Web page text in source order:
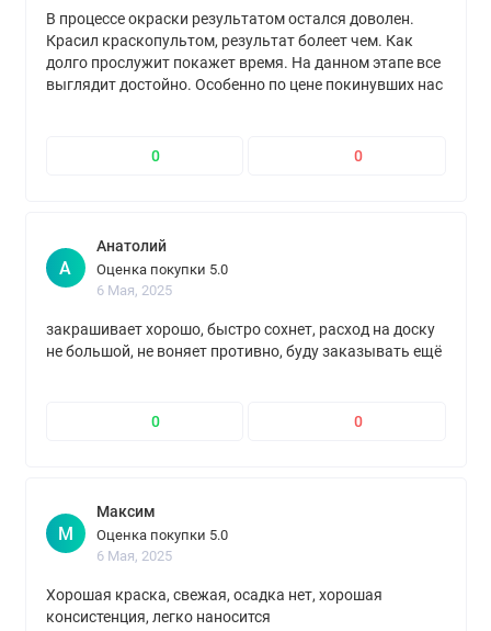
В процессе окраски результатом остался доволен.
Красил краскопультом, результат болеет чем. Как
долго прослужит покажет время. На данном этапе все
выглядит достойно. Особенно по цене покинувших нас
0 0
А
Анатолий
Оценка покупки 5.0
6 Мая, 2025
закрашивает хорошо, быстро сохнет, расход на доску
не большой, не воняет противно, буду заказывать ещё
0 0
М
Максим
Оценка покупки 5.0
6 Мая, 2025
Хорошая краска, свежая, осадка нет, хорошая
консистенция, легко наносится